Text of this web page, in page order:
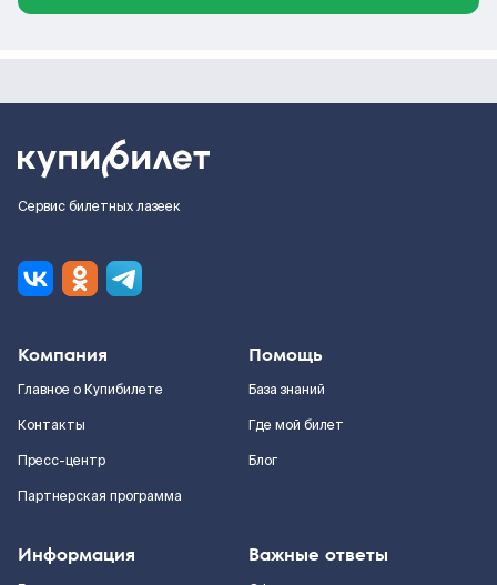
Сервис билетных лазеек
Компания
Главное о Купибилете
Контакты
Пресс-центр
Партнерская программа
Помощь
База знаний
Где мой билет
Блог
Информация Важные ответы